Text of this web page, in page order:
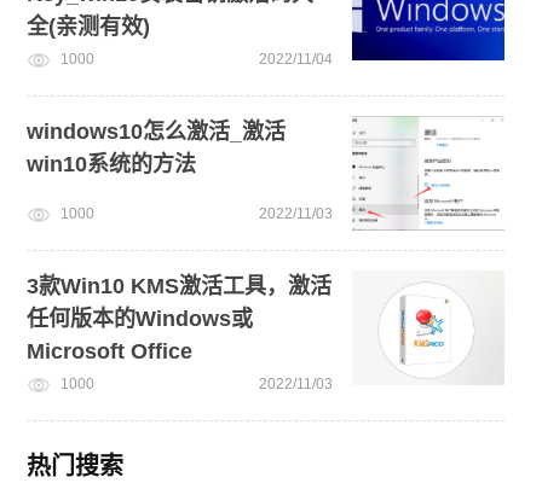
全(亲测有效)
1000 2022/11/04
windows10怎么激活_激活
win10系统的方法
1000 2022/11/03
3款Win10 KMS激活工具，激活
任何版本的Windows或
Microsoft Office
1000 2022/11/03
热门搜索